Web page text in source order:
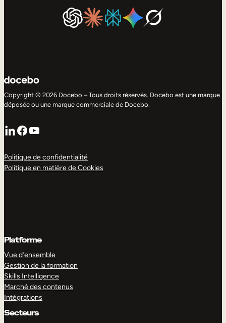
Copyright © 2026 Docebo – Tous droits réservés. Docebo est une marque
déposée ou une marque commerciale de Docebo.
LinkedIn
Facebook
YouTube
Politique de confidentialité
Politique en matière de Cookies
Platforme
Vue d’ensemble
Gestion de la formation
Skills Intelligence
Marché des contenus
Intégrations
Secteurs